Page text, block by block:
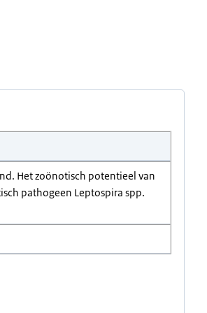
Het zoönotisch potentieel van
pathogeen Leptospira spp.